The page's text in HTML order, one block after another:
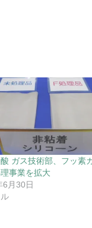
ガス技術部、フッ素
事業を拡大
6月30日